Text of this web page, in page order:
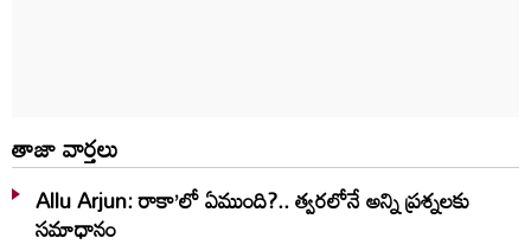
తాజా వార్తలు
Allu Arjun: రాకా’లో ఏముంది?.. త్వరలోనే అన్ని ప్రశ్నలకు
సమాధానం